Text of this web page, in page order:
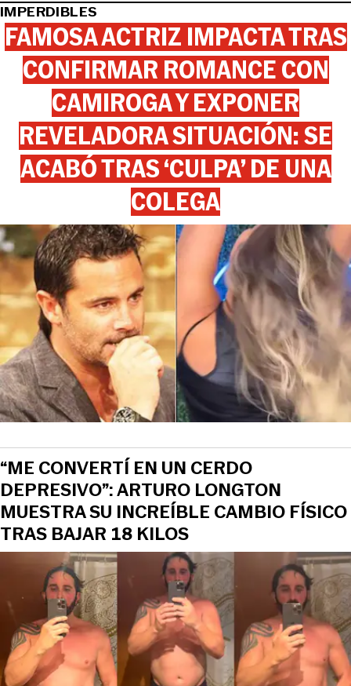
IMPERDIBLES
FAMOSA ACTRIZ IMPACTA TRAS
CONFIRMAR ROMANCE CON
CAMIROGA Y EXPONER
REVELADORA SITUACIÓN: SE
ACABÓ TRAS ‘CULPA’ DE UNA
COLEGA
“ME CONVERTÍ EN UN CERDO
DEPRESIVO”: ARTURO LONGTON
MUESTRA SU INCREÍBLE CAMBIO FÍSICO
TRAS BAJAR 18 KILOS